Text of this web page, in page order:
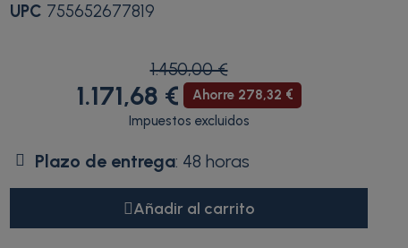
UPC 755652677819
1.450,00 €
1.171,68 €
Ahorre 278,32 €
Impuestos excluidos
Plazo de entrega: 48 horas
Añadir al carrito